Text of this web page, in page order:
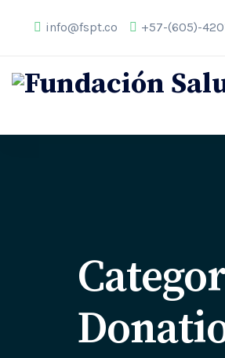
info@fspt.co +57-(605)-